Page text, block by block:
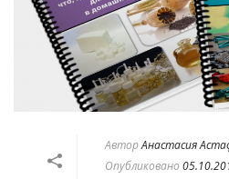
АвторАнастасия
Опубликовано